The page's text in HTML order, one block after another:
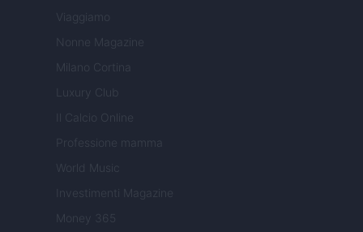
Viaggiamo
Nonne Magazine
Milano Cortina
Luxury Club
Il Calcio Online
Professione mamma
World Music
Investimenti Magazine
Money 365